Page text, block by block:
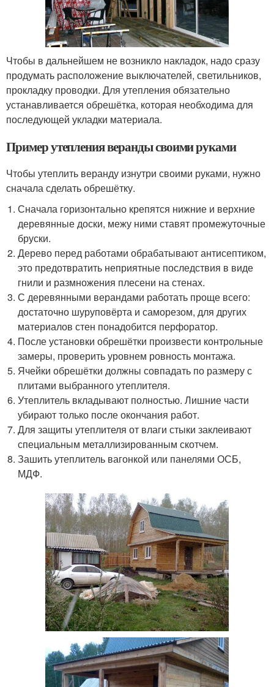
Чтобы в дальнейшем не возникло накладок, надо сразу
продумать расположение выключателей, светильников,
прокладку проводки. Для утепления обязательно
устанавливается обрешётка, которая необходима для
последующей укладки материала.
Пример утепления веранды своими руками
Чтобы утеплить веранду изнутри своими руками, нужно
сначала сделать обрешётку.
Сначала горизонтально крепятся нижние и верхние
деревянные доски, межу ними ставят промежуточные
бруски.
Дерево перед работами обрабатывают антисептиком,
это предотвратить неприятные последствия в виде
гнили и размножения плесени на стенах.
С деревянными верандами работать проще всего:
достаточно шуруповёрта и саморезом, для других
материалов стен понадобится перфоратор.
После установки обрешётки произвести контрольные
замеры, проверить уровнем ровность монтажа.
Ячейки обрешётки должны совпадать по размеру с
плитами выбранного утеплителя.
Утеплитель вкладывают полностью. Лишние части
убирают только после окончания работ.
Для защиты утеплителя от влаги стыки заклеивают
специальным металлизированным скотчем.
Зашить утеплитель вагонкой или панелями ОСБ,
МДФ.